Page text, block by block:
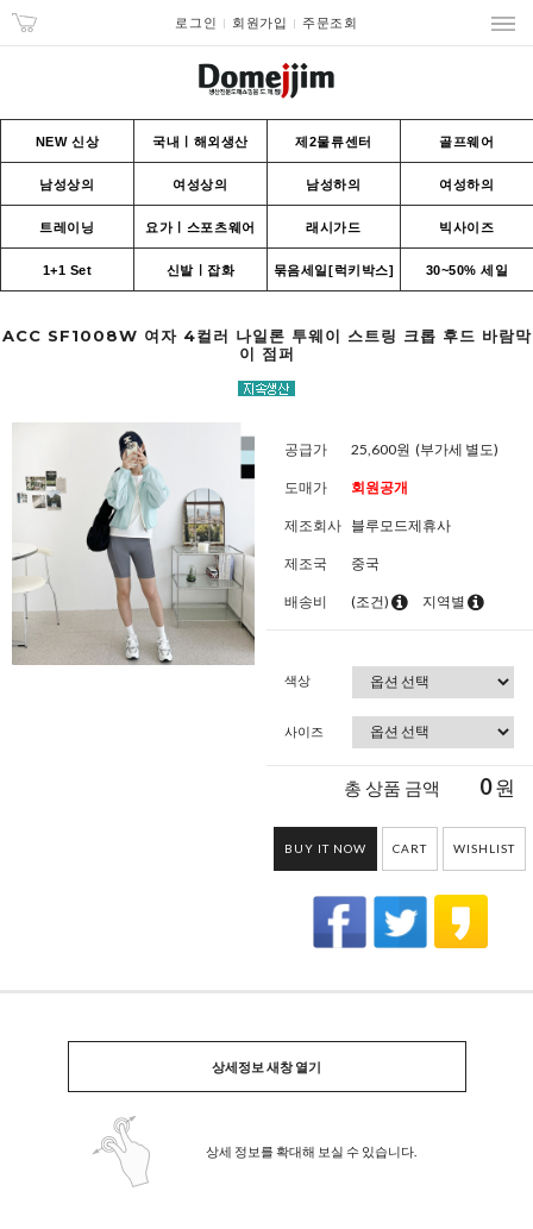
로그인 회원가입 주문조회
NEW 신상 국내ㅣ해외생산 제2물류센터 골프웨어
남성상의 여성상의 남성하의 여성하의
트레이닝 요가ㅣ스포츠웨어 래시가드 빅사이즈
1+1 Set 신발ㅣ잡화 묶음세일[럭키박스] 30~50% 세일
ACC SF1008W 여자 4컬러 나일론 투웨이 스트링 크롭 후드 바람막
이 점퍼
공급가 25,600원 (부가세 별도)
도매가 회원공개
제조회사 블루모드제휴사
제조국 중국
배송비 (조건) 지역별
색상
사이즈
총 상품 금액 0원
BUY IT NOW CART WISHLIST
상세정보 새창 열기
상세 정보를 확대해 보실 수 있습니다.